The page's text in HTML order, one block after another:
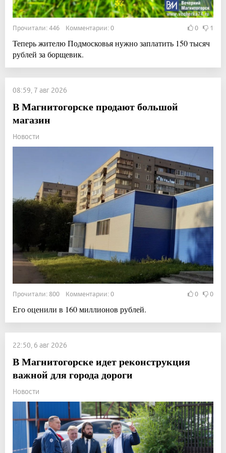
Прочитали: 446 Комментарии: 0 0 1
Теперь жителю Подмосковья нужно заплатить 150 тысяч
рублей за борщевик.
08:59, 7 авг 2026
В Магнитогорске продают большой
магазин
Новости
Прочитали: 800 Комментарии: 0 0 0
Его оценили в 160 миллионов рублей.
22:50, 6 авг 2026
В Магнитогорске идет реконструкция
важной для города дороги
Новости